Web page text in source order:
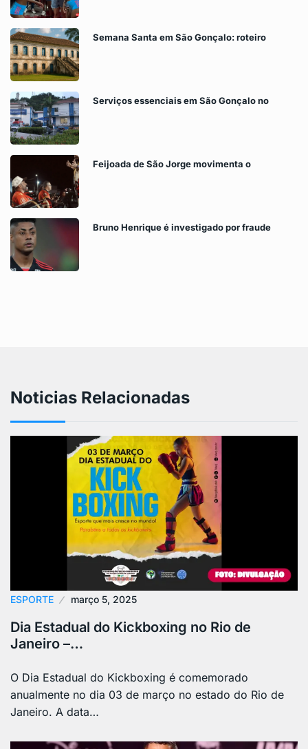
Semana Santa em São Gonçalo: roteiro
Serviços essenciais em São Gonçalo no
Feijoada de São Jorge movimenta o
Bruno Henrique é investigado por fraude
Noticias Relacionadas
ESPORTE março 5, 2025
Dia Estadual do Kickboxing no Rio de
Janeiro –…
O Dia Estadual do Kickboxing é comemorado
anualmente no dia 03 de março no estado do Rio de
Janeiro. A data…